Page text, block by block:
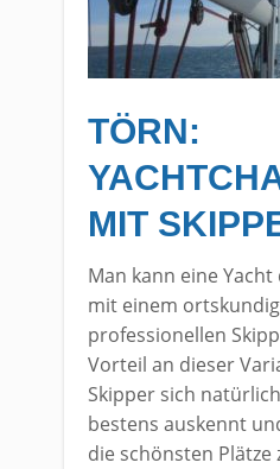
TÖRN:
MIT
Man kann eine
mit einem
professionellen
Vorteil an dieser
Skipper sich
bestens auskennt
die schönsten